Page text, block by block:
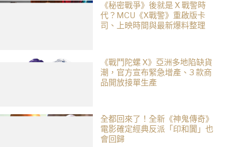
《秘密戰爭》後就是 X 戰警時
代？MCU《X戰警》重啟版卡
司、上映時間與最新爆料整理
《戰鬥陀螺 X》亞洲多地陷缺貨
潮，官方宣布緊急增產、3 款商
品開放接單生產
全都回來了！全新《神鬼傳奇》
電影確定經典反派「印和闐」也
會回歸